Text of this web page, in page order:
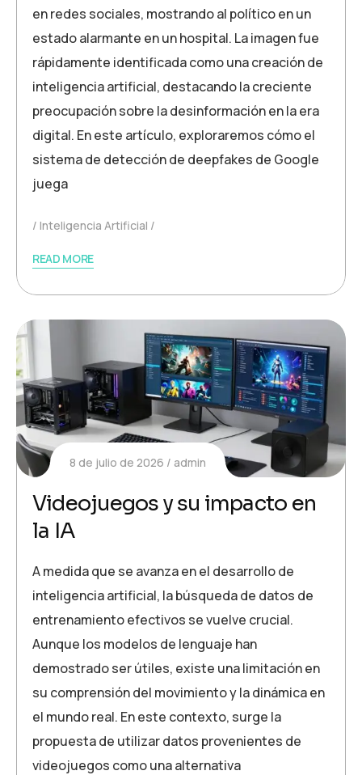
en redes sociales, mostrando al político en un
estado alarmante en un hospital. La imagen fue
rápidamente identificada como una creación de
inteligencia artificial, destacando la creciente
preocupación sobre la desinformación en la era
digital. En este artículo, exploraremos cómo el
sistema de detección de deepfakes de Google
juega
Inteligencia Artificial
READ MORE
8 de julio de 2026 admin
Videojuegos y su impacto en
la IA
A medida que se avanza en el desarrollo de
inteligencia artificial, la búsqueda de datos de
entrenamiento efectivos se vuelve crucial.
Aunque los modelos de lenguaje han
demostrado ser útiles, existe una limitación en
su comprensión del movimiento y la dinámica en
el mundo real. En este contexto, surge la
propuesta de utilizar datos provenientes de
videojuegos como una alternativa